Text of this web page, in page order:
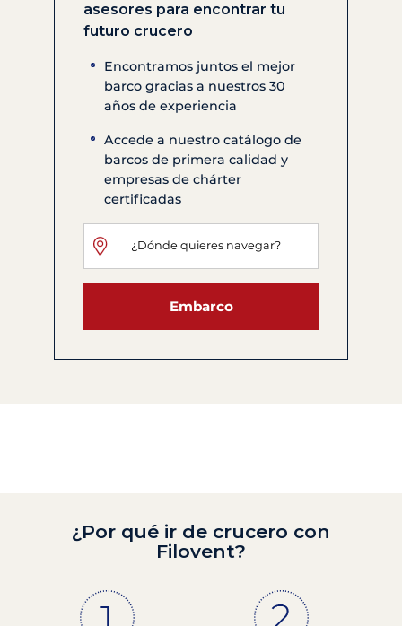
asesores para encontrar tu
futuro crucero
Encontramos juntos el mejor
barco gracias a nuestros 30
años de experiencia
Accede a nuestro catálogo de
barcos de primera calidad y
empresas de chárter
certificadas
Embarco
¿Por qué ir de crucero con
Filovent?